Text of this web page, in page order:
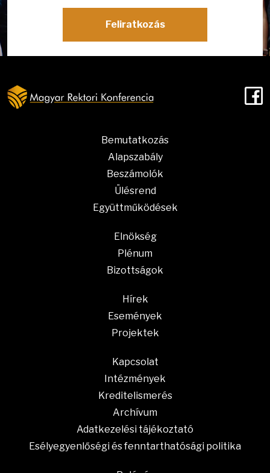
Feliratkozás
Bemutatkozás
Alapszabály
Beszámolók
Ülésrend
Együttműködések
Elnökség
Plénum
Bizottságok
Hírek
Események
Projektek
Kapcsolat
Intézmények
Kreditelismerés
Archívum
Adatkezelési tájékoztató
Esélyegyenlőségi és fenntarthatósági politika